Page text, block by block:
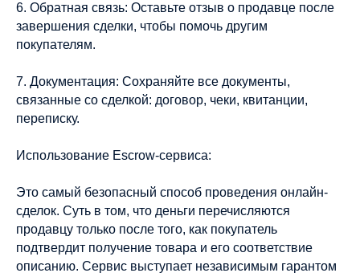
6. Обратная связь: Оставьте отзыв о продавце после
завершения сделки, чтобы помочь другим
покупателям.
7. Документация: Сохраняйте все документы,
связанные со сделкой: договор, чеки, квитанции,
переписку.
Использование Escrow-сервиса:
Это самый безопасный способ проведения онлайн-
сделок. Суть в том, что деньги перечисляются
продавцу только после того, как покупатель
подтвердит получение товара и его соответствие
описанию. Сервис выступает независимым гарантом